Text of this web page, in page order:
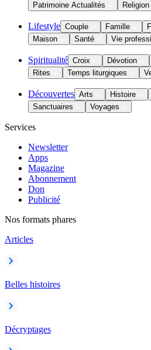
Patrimoine Actualités
Religion
Lifestyle Couple Famille
Maison
Santé Vie
Spiritualité Croix Dévotion
Rites
Temps liturgiques
Découvertes Arts Histoire
Sanctuaires
Voyages
Services
Newsletter
Apps
Magazine
Abonnement
Don
Publicité
Nos formats phares
Articles
Belles histoires
Décryptages